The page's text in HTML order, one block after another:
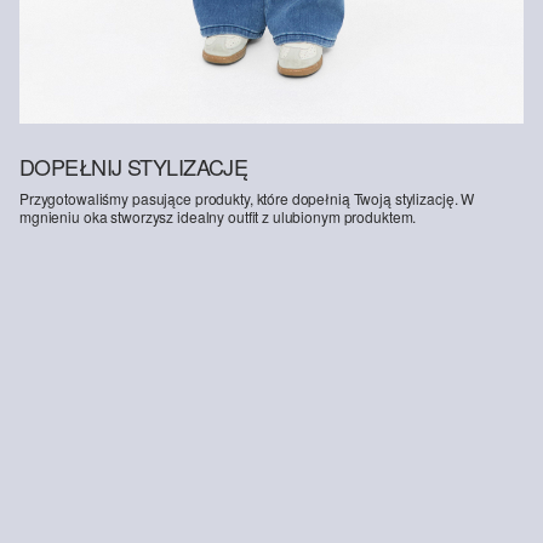
DOPEŁNIJ STYLIZACJĘ
Przygotowaliśmy pasujące produkty, które dopełnią Twoją stylizację. W
mgnieniu oka stworzysz idealny outfit z ulubionym produktem.